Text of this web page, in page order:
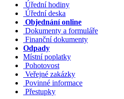
Úřední hodiny
Úřední deska
Objednání online
Dokumenty a formuláře
Finanční dokumenty
Odpady
Místní poplatky
Pohotovost
Veřejné zakázky
Povinné informace
Přestupky